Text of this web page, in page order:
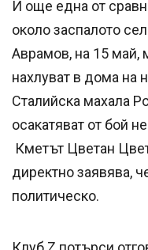
И още една от
около заспалото
Аврамов, на 15 май,
нахлуват в дома на
Сталийска махала
осакатяват от бой
Кметът Цветан
директно заявява,
политическо.